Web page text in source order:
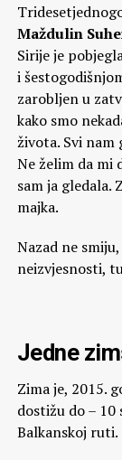
Maždulin
Sirije je
i
zarobljen u
kako smo
života. Svi nam
Ne želim da mi
sam ja gledala.
majka.
Nazad ne
neizvjesnosti,
Jedne
Zima je, 2015.
dostižu do – 10
Balkanskoj ruti.